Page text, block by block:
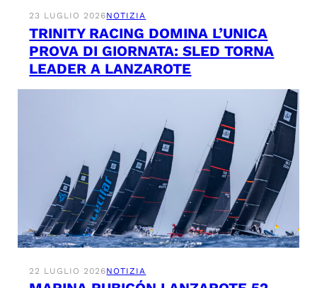
23 LUGLIO 2026NOTIZIA
TRINITY RACING DOMINA L’UNICA
PROVA DI GIORNATA: SLED TORNA
LEADER A LANZAROTE
22 LUGLIO 2026NOTIZIA